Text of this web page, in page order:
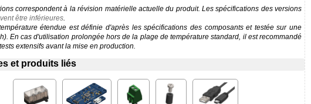
correspondent à la révision matérielle actuelle du produit. Les spécifications des versions
être inférieures
étendue est définie d'après les spécifications des composants et testée sur une
En cas d'utilisation prolongée hors de la plage de température standard, il est recommandé
extensifs avant la mise en production.
et produits liés